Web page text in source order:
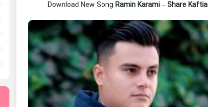
Download New SongRamin Karami –Share Kaftia